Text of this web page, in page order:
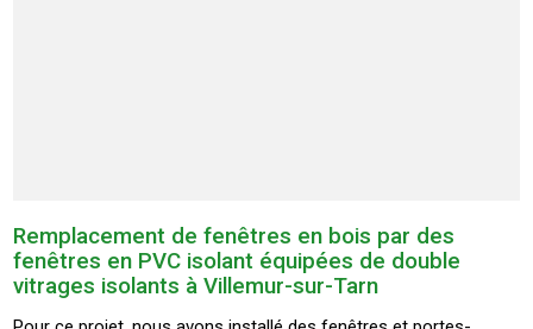
Remplacement de fenêtres en bois par des
fenêtres en PVC isolant équipées de double
vitrages isolants à Villemur-sur-Tarn